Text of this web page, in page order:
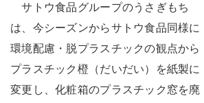
サトウ食品グループのうさぎもち
は、今シーズンからサトウ食品同様に
環境配慮・脱プラスチックの観点から
プラスチック橙（だいだい）を紙製に
変更し、化粧箱のプラスチック窓を廃